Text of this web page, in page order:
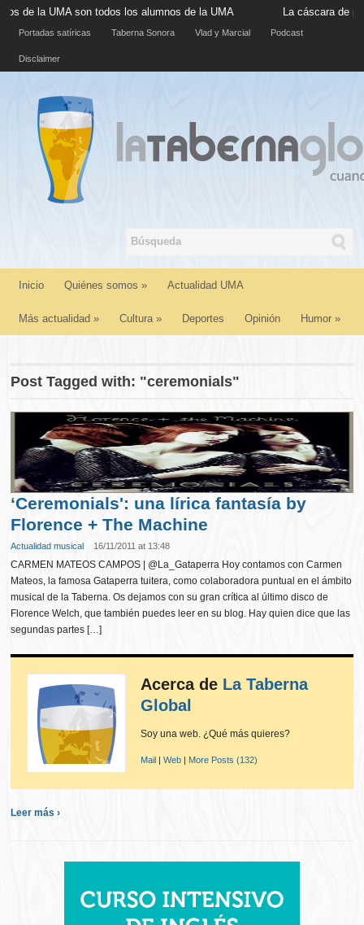
la UMA son todos los alumnos de la UMA La cáscara de
Portadas satíricas Taberna Sonora Vlad y Marcial Podcast
Disclaimer
Inicio Quiénes somos » Actualidad UMA
Más actualidad » Cultura» Deportes Opinión Humor »
Post Tagged with: "ceremonials"
‘Ceremonials': una lírica fantasía by
Florence + The Machine
Actualidad musical 16/11/2011 at 13:48
CARMEN MATEOS CAMPOS | @La_Gataperra Hoy contamos con Carmen
Mateos, la famosa Gataperra tuitera, como colaboradora puntual en el ámbito
musical de la Taberna. Os dejamos con su gran crítica al último disco de
Florence Welch, que también puedes leer en su blog. Hay quien dice que las
segundas partes […]
Acerca de La Taberna
Global
Soy una web. ¿Qué más quieres?
Mail |Web | More Posts (132)
Leer más ›